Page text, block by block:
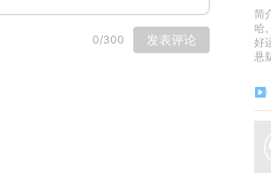
0/300 发表评论
简
哈
好
悬